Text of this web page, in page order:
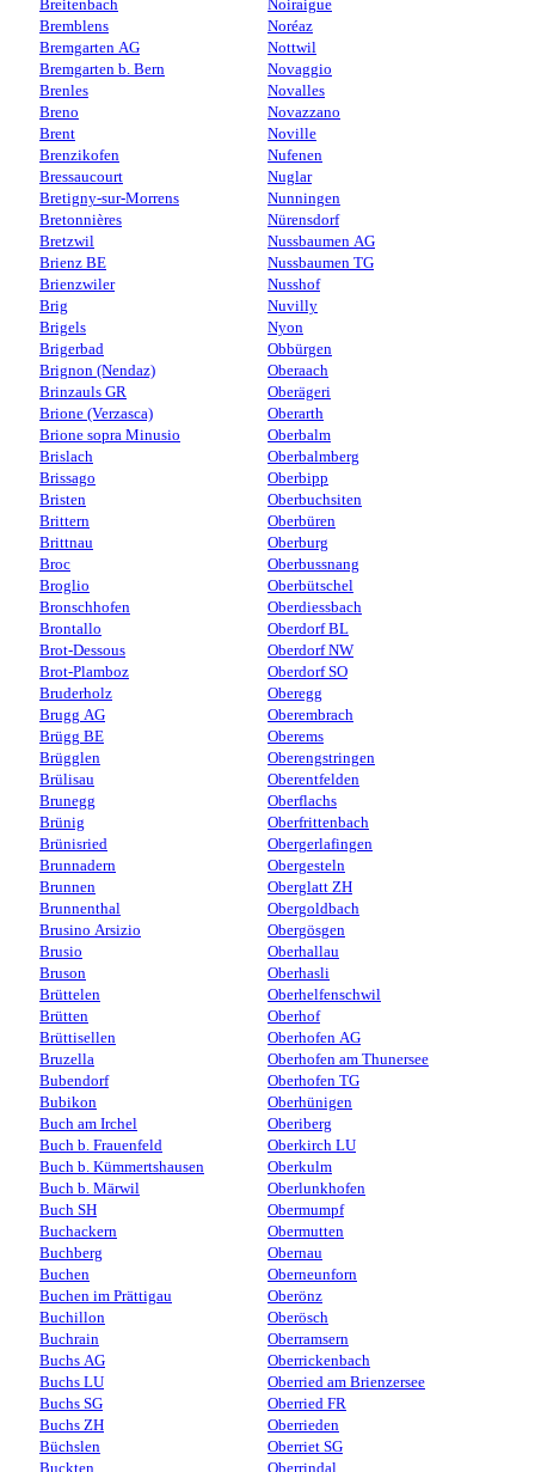
Breitenbach
Bremblens
Bremgarten AG
Bremgarten b. Bern
Brenles
Breno
Brent
Brenzikofen
Bressaucourt
Bretigny-sur-Morrens
Bretonnières
Bretzwil
Brienz BE
Brienzwiler
Brig
Brigels
Brigerbad
Brignon (Nendaz)
Brinzauls GR
Brione (Verzasca)
Brione sopra Minusio
Brislach
Brissago
Bristen
Brittern
Brittnau
Broc
Broglio
Bronschhofen
Brontallo
Brot-Dessous
Brot-Plamboz
Bruderholz
Brugg AG
Brügg BE
Brügglen
Brülisau
Brunegg
Brünig
Brünisried
Brunnadern
Brunnen
Brunnenthal
Brusino Arsizio
Brusio
Bruson
Brüttelen
Brütten
Brüttisellen
Bruzella
Bubendorf
Bubikon
Buch am Irchel
Buch b. Frauenfeld
Buch b. Kümmertshausen
Buch b. Märwil
Buch SH
Buchackern
Buchberg
Buchen
Buchen im Prättigau
Buchillon
Buchrain
Buchs AG
Buchs LU
Buchs SG
Buchs ZH
Büchslen
Buckten
Noiraigue
Noréaz
Nottwil
Novaggio
Novalles
Novazzano
Noville
Nufenen
Nuglar
Nunningen
Nürensdorf
Nussbaumen AG
Nussbaumen TG
Nusshof
Nuvilly
Nyon
Obbürgen
Oberaach
Oberägeri
Oberarth
Oberbalm
Oberbalmberg
Oberbipp
Oberbuchsiten
Oberbüren
Oberburg
Oberbussnang
Oberbütschel
Oberdiessbach
Oberdorf BL
Oberdorf NW
Oberdorf SO
Oberegg
Oberembrach
Oberems
Oberengstringen
Oberentfelden
Oberflachs
Oberfrittenbach
Obergerlafingen
Obergesteln
Oberglatt ZH
Obergoldbach
Obergösgen
Oberhallau
Oberhasli
Oberhelfenschwil
Oberhof
Oberhofen AG
Oberhofen am Thunersee
Oberhofen TG
Oberhünigen
Oberiberg
Oberkirch LU
Oberkulm
Oberlunkhofen
Obermumpf
Obermutten
Obernau
Oberneunforn
Oberönz
Oberösch
Oberramsern
Oberrickenbach
Oberried am Brienzersee
Oberried FR
Oberrieden
Oberriet SG
Oberrindal